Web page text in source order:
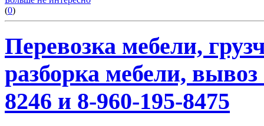
(0)
Перевозка мебели,
разборка мебели,
8246 и 8-960-195-8475